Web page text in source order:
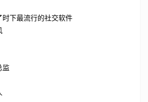
下最流行的社交软件
监